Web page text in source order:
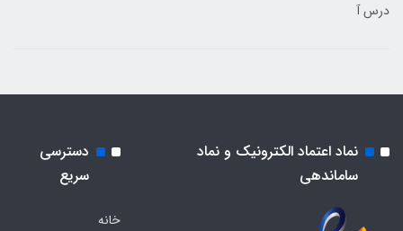
درس آ
نماد اعتماد الکترونیک و نماد
ساماندهی
دسترسی
سریع
خانه